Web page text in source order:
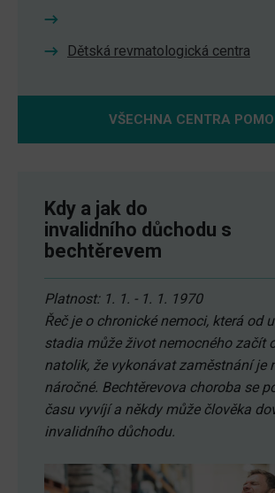
Dětská revmatologická centra
VŠECHNA CENTRA
Kdy a jak do
invalidního důchodu s
bechtěrevem
Platnost: 1. 1. - 1. 1. 1970
Řeč je o chronické nemoci, která od
stadia může život nemocného začít
natolik, že vykonávat zaměstnání je
náročné. Bechtěrevova choroba se
času vyvíjí a někdy může člověka
invalidního důchodu.